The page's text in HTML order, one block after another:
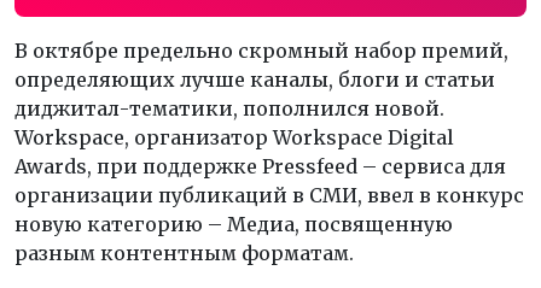
В октябре предельно скромный набор премий,
определяющих лучше каналы, блоги и статьи
диджитал-тематики, пополнился новой.
Workspace, организатор Workspace Digital
Awards, при поддержке Pressfeed – сервиса для
организации публикаций в СМИ, ввел в конкурс
новую категорию – Медиа, посвященную
разным контентным форматам.